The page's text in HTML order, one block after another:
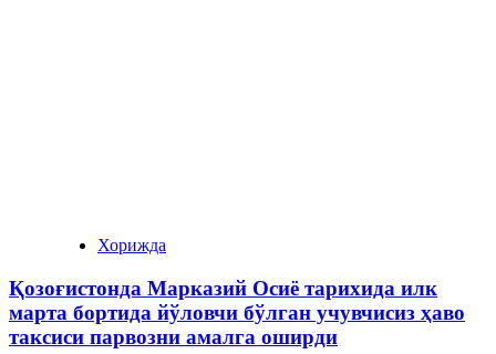
Хорижда
Қозоғистонда Марказий Осиё тарихида илк
марта бортида йўловчи бўлган учувчисиз ҳаво
таксиси парвозни амалга оширди